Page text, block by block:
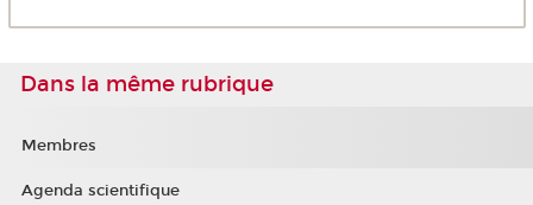
Dans la même rubrique
Membres
Agenda scientifique